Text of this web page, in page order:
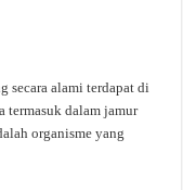
secara alami terdapat di
termasuk dalam jamur
organisme yang